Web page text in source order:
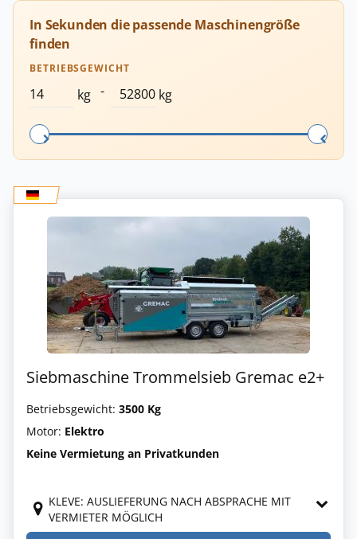
In Sekunden die passende Maschinengröße
finden
BETRIEBSGEWICHT
kg - kg
Siebmaschine Trommelsieb Gremac e2+
Betriebsgewicht: 3500 Kg
Motor: Elektro
Keine Vermietung an Privatkunden
KLEVE: AUSLIEFERUNG NACH ABSPRACHE MIT
VERMIETER MÖGLICH